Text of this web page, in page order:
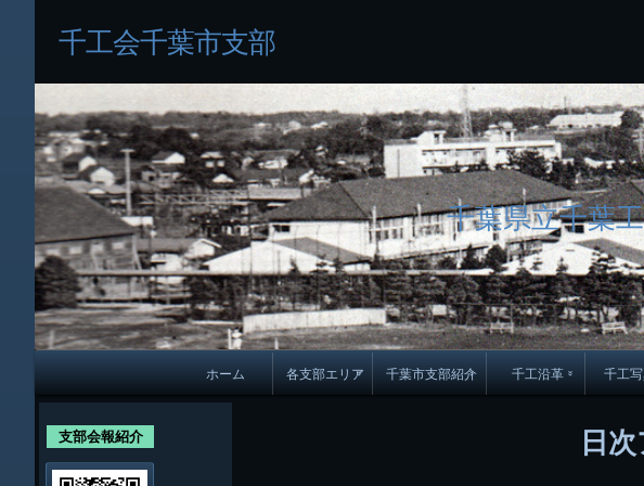
千工会千葉市支部
千葉県立千葉
メ
イ
ン
ナ
ホーム 各支部エリア 千葉市支部紹介 千工沿革
生実移転の歴史
千工
日
支部会報紹介